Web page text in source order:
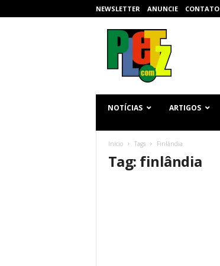
NEWSLETTER ANUNCIE CONTATO
NOTÍCIAS ARTIGOS
Início Tags Finlândia
Tag: finlândia